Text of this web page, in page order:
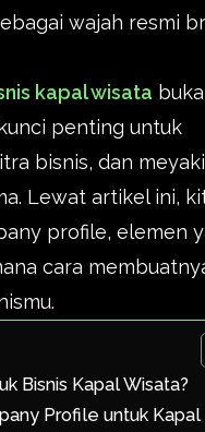
wajah resmi
kapal wisata
penting untuk
bisnis, dan
Lewat artikel ini,
profile, elemen
cara
Bisnis Kapal Wisata?
Profile untuk Kapal